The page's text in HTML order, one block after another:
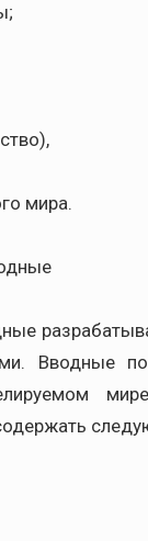
мира.
Вводные